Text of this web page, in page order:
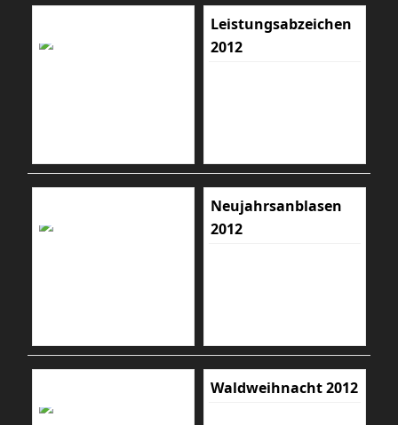
Leistungsabzeichen
2012
Neujahrsanblasen
2012
Waldweihnacht 2012